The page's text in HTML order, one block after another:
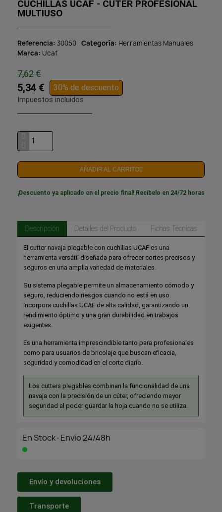
CUCHILLAS UCAF - CÚTER PROFESIONAL
MULTIUSO
Referencia 30050 Categoría Herramientas Manuales
Marca Ucaf
7,62 €
5,34 € 30% de descuento
Impuestos incluidos
AÑADIR AL CARRITO
¡Descuento ya aplicado en el precio final! Recíbelo en 24/72 horas
Descripción Detalles del Producto Fichas Técnicas
El cutter navaja plegable con cuchillas UCAF es una
herramienta versátil diseñada para ofrecer cortes precisos y
seguros en una amplia variedad de materiales.
Su sistema plegable permite un almacenamiento cómodo y
seguro, reduciendo riesgos cuando no está en uso.
Incorpora cuchillas UCAF de alta calidad, garantizando un
rendimiento óptimo y una gran durabilidad en trabajos
exigentes.
Es una herramienta imprescindible tanto para profesionales
como para usuarios de bricolaje que buscan eficacia,
seguridad y comodidad en el corte diario.
Los cutters plegables combinan la funcionalidad de una
navaja con la precisión de un cúter, ofreciendo mayor
seguridad al poder guardar la hoja cuando no se utiliza.
En Stock·Envío 24/48h
Envío y devoluciones
Transporte